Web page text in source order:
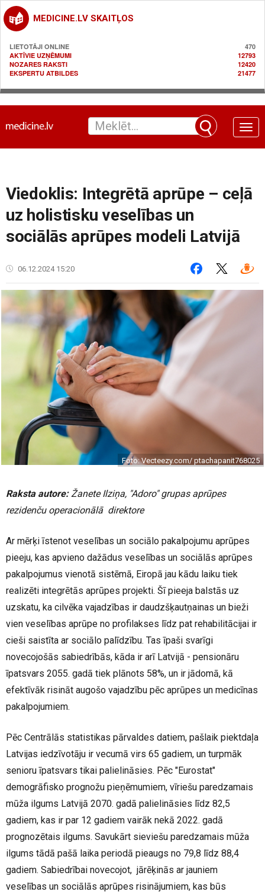
MEDICINE.LV SKAITĻOS
LIETOTĀJI ONLINE
470
AKTĪVIE UZŅĒMUMI
12793
NOZARES RAKSTI
12420
EKSPERTU ATBILDES
21477
Toggle
Viedoklis: Integrētā aprūpe – ceļā
uz holistisku veselības un
sociālās aprūpes modeli Latvijā
06.12.2024 15:20
Foto: Vecteezy.com/ ptachapanit768025
Raksta autore:Žanete Ilziņa, "Adoro" grupas aprūpes
rezidenču operacionālā direktore
Ar mērķi īstenot veselības un sociālo pakalpojumu aprūpes
pieeju, kas apvieno dažādus veselības un sociālās aprūpes
pakalpojumus vienotā sistēmā, Eiropā jau kādu laiku tiek
realizēti integrētās aprūpes projekti. Šī pieeja balstās uz
uzskatu, ka cilvēka vajadzības ir daudzšķautņainas un bieži
vien veselības aprūpe no profilakses līdz pat rehabilitācijai ir
cieši saistīta ar sociālo palīdzību. Tas īpaši svarīgi
novecojošās sabiedrībās, kāda ir arī Latvijā - pensionāru
īpatsvars 2055. gadā tiek plānots 58%, un ir jādomā, kā
efektīvāk risināt augošo vajadzību pēc aprūpes un medicīnas
pakalpojumiem.
Pēc Centrālās statistikas pārvaldes datiem, pašlaik piektdaļa
Latvijas iedzīvotāju ir vecumā virs 65 gadiem, un turpmāk
senioru īpatsvars tikai palielināsies. Pēc "Eurostat"
demogrāfisko prognožu pieņēmumiem, vīriešu paredzamais
mūža ilgums Latvijā 2070. gadā palielināsies līdz 82,5
gadiem, kas ir par 12 gadiem vairāk nekā 2022. gadā
prognozētais ilgums. Savukārt sieviešu paredzamais mūža
ilgums tādā pašā laika periodā pieaugs no 79,8 līdz 88,4
gadiem. Sabiedrībai novecojot, jārēķinās ar jauniem
veselības un sociālās aprūpes risinājumiem, kas būs